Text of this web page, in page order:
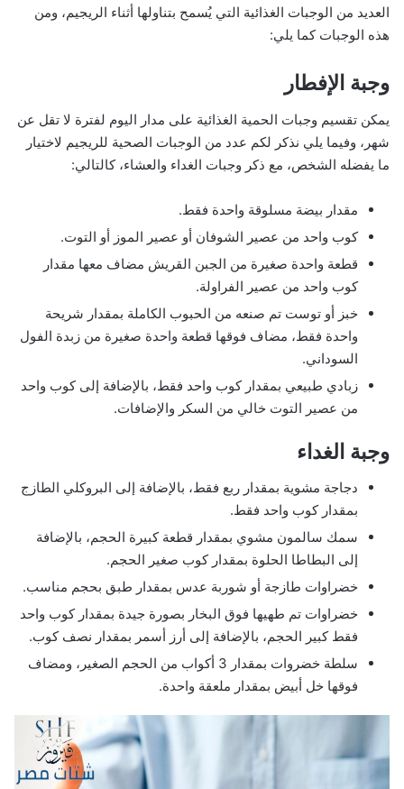
العديد من الوجبات الغذائية التي يُسمح بتناولها أثناء الريجيم، ومن
هذه الوجبات كما يلي:
وجبة الإفطار
يمكن تقسيم وجبات الحمية الغذائية على مدار اليوم لفترة لا تقل عن
شهر، وفيما يلي نذكر لكم عدد من الوجبات الصحية للريجيم لاختيار
ما يفضله الشخص، مع ذكر وجبات الغداء والعشاء، كالتالي:
مقدار بيضة مسلوقة واحدة فقط.
كوب واحد من عصير الشوفان أو عصير الموز أو التوت.
قطعة واحدة صغيرة من الجبن القريش مضاف معها مقدار
كوب واحد من عصير الفراولة.
خبز أو توست تم صنعه من الحبوب الكاملة بمقدار شريحة
واحدة فقط، مضاف فوقها قطعة واحدة صغيرة من زبدة الفول
السوداني.
زبادي طبيعي بمقدار كوب واحد فقط، بالإضافة إلى كوب واحد
من عصير التوت خالي من السكر والإضافات.
وجبة الغداء
دجاجة مشوية بمقدار ربع فقط، بالإضافة إلى البروكلي الطازج
بمقدار كوب واحد فقط.
سمك سالمون مشوي بمقدار قطعة كبيرة الحجم، بالإضافة
إلى البطاطا الحلوة بمقدار كوب صغير الحجم.
خضراوات طازجة أو شوربة عدس بمقدار طبق بحجم مناسب.
خضراوات تم طهيها فوق البخار بصورة جيدة بمقدار كوب واحد
فقط كبير الحجم، بالإضافة إلى أرز أسمر بمقدار نصف كوب.
سلطة خضروات بمقدار 3 أكواب من الحجم الصغير، ومضاف
فوقها خل أبيض بمقدار ملعقة واحدة.